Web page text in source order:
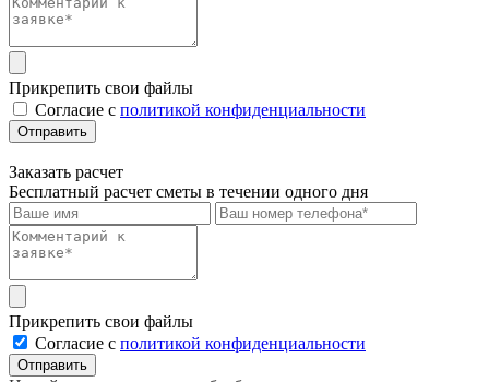
Прикрепить свои файлы
Cогласие с политикой конфиденциальности
Отправить
Заказать расчет
Бесплатный расчет сметы в течении одного дня
Прикрепить свои файлы
Cогласие с политикой конфиденциальности
Отправить